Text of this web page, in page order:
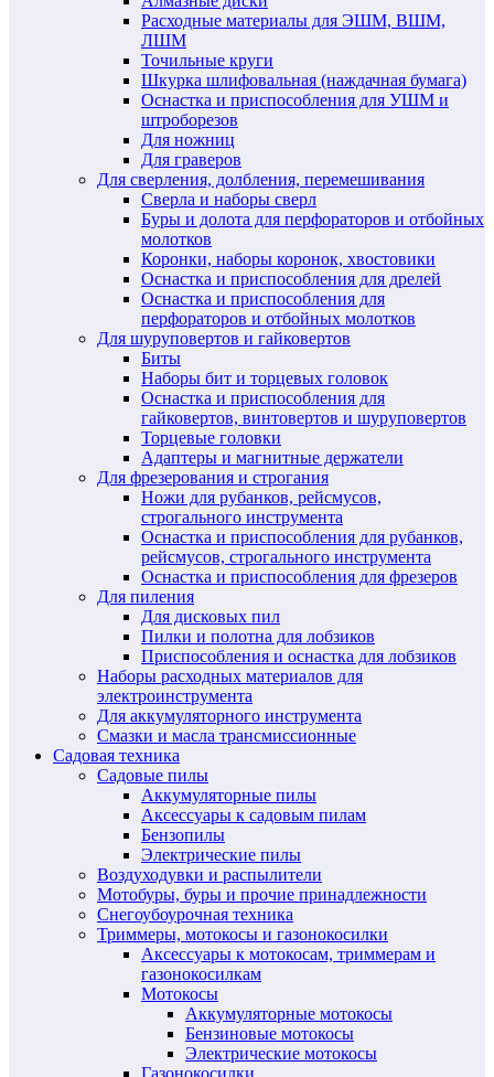
Расходные материалы для ЭШМ, ВШМ,
ЛШМ
Точильные круги
Шкурка шлифовальная (наждачная бумага)
Оснастка и приспособления для УШМ и
штроборезов
Для ножниц
Для граверов
Для сверления, долбления, перемешивания
Сверла и наборы сверл
Буры и долота для перфораторов и отбойных
молотков
Коронки, наборы коронок, хвостовики
Оснастка и приспособления для дрелей
Оснастка и приспособления для
перфораторов и отбойных молотков
Для шуруповертов и гайковертов
Биты
Наборы бит и торцевых головок
Оснастка и приспособления для
гайковертов, винтовертов и шуруповертов
Торцевые головки
Адаптеры и магнитные держатели
Для фрезерования и строгания
Ножи для рубанков, рейсмусов,
строгального инструмента
Оснастка и приспособления для рубанков,
рейсмусов, строгального инструмента
Оснастка и приспособления для фрезеров
Для пиления
Для дисковых пил
Пилки и полотна для лобзиков
Приспособления и оснастка для лобзиков
Наборы расходных материалов для
электроинструмента
Для аккумуляторного инструмента
Смазки и масла трансмиссионные
Садовая техника
Садовые пилы
Аккумуляторные пилы
Аксессуары к садовым пилам
Бензопилы
Электрические пилы
Воздуходувки и распылители
Мотобуры, буры и прочие принадлежности
Снегоубоурочная техника
Триммеры, мотокосы и газонокосилки
Аксессуары к мотокосам, триммерам и
газонокосилкам
Мотокосы
Аккумуляторные мотокосы
Бензиновые мотокосы
Электрические мотокосы